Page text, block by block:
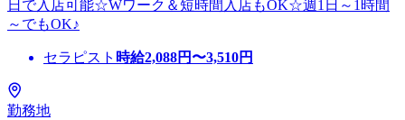
日で入店可能☆Wワーク＆短時間入店もOK☆週1日～1時間
～でもOK♪
セラピスト 時給2,088円〜3,510円
勤務地